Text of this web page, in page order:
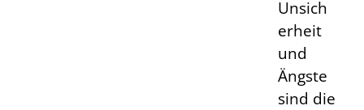
Unsich
erheit
und
Ängste
sind die